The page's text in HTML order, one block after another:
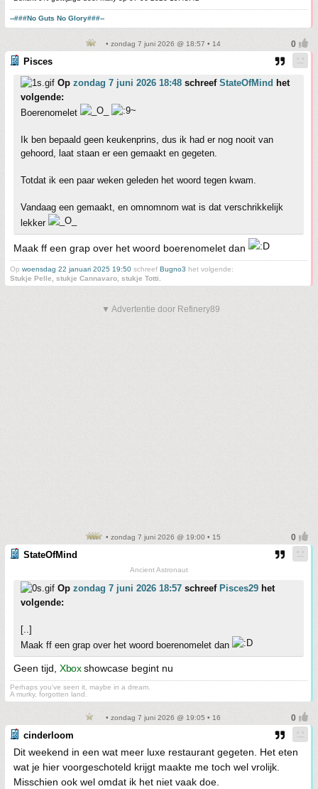
--###No Guts No Glory###--
• zondag 7 juni 2026 @ 18:57 • 14
Pisces
Op zondag 7 juni 2026 18:48 schreef StateOfMind het
volgende:
Boerenomelet
Ik ben bepaald geen keukenprins, dus ik had er nog nooit van
gehoord, laat staan er een gemaakt en gegeten.
Totdat ik een paar weken geleden het woord tegen kwam.
Vandaag een gemaakt, en omnomnom wat is dat verschrikkelijk
lekker
Maak ff een grap over het woord boerenomelet dan
Op woensdag 22 januari 2025 19:50 schreef Bugno3 het volgende:
Stukje Pelle, stukje Cannavaro, stukje Totti.
▼ Advertentie door Refinery89
• zondag 7 juni 2026 @ 19:00 • 15
StateOfMind
Ancient Astronaut
Op zondag 7 juni 2026 18:57 schreef Pisces29 het
volgende:
[..]
Maak ff een grap over het woord boerenomelet dan
Geen tijd, Xboxshowcase begint nu
Perhaps you've seen it, maybe in a dream.
A murky, forgotten land.
• zondag 7 juni 2026 @ 19:05 • 16
cinderloom
Dit weekend in een wat meer luxe restaurant gegeten. Het eten
wat je hier voorgeschoteld krijgt maakte me toch wel vrolijk.
Misschien ook wel omdat ik het niet vaak doe.